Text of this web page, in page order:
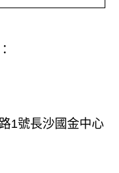
1號長沙國金中心